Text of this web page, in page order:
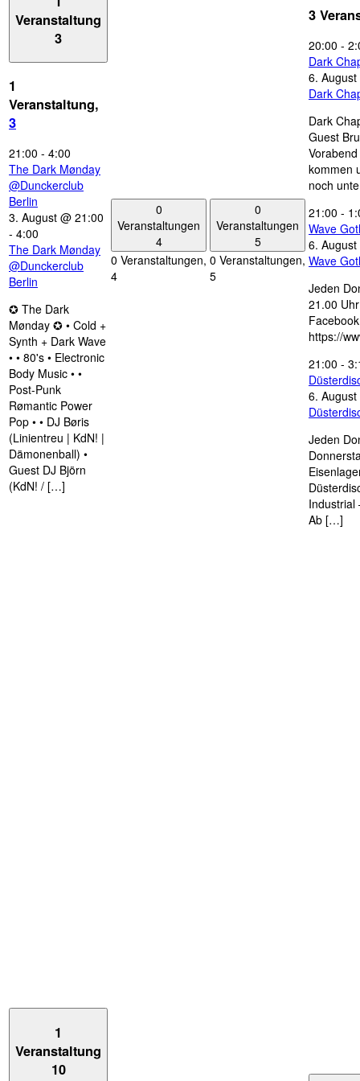
Veranstaltung
3
1
Veranstaltung,
3
21:00 - 4:00
The Dark Mønday
@Dunckerclub
Berlin
3. August @ 21:00
- 4:00
The Dark Mønday
@Dunckerclub
Berlin
✪ The Dark
Mønday ✪ • Cold +
Synth + Dark Wave
• • 80's • Electronic
Body Music • •
Post-Punk
Rømantic Power
Pop • • DJ Børis
(Linientreu | KdN! |
Dämonenball) •
Guest DJ Björn
(KdN! / […]
0
Veranstaltungen
4
0 Veranstaltungen,
4
0
Veranstaltungen
5
0 Veranstaltungen,
5
3
20:00 -
Dark
6.
Dark
Dark
Guest
kommen
noch
21:00 -
Wave
6.
Wave
Jeden
21.00
https://
21:00 -
6.
Jeden
Industrial
Ab […]
1
Veranstaltung
10